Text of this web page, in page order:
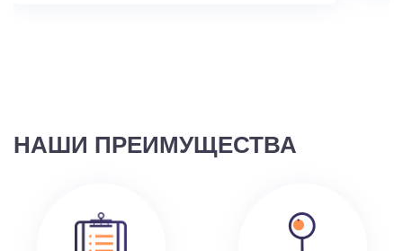
НАШИ ПРЕИМУЩЕСТВА